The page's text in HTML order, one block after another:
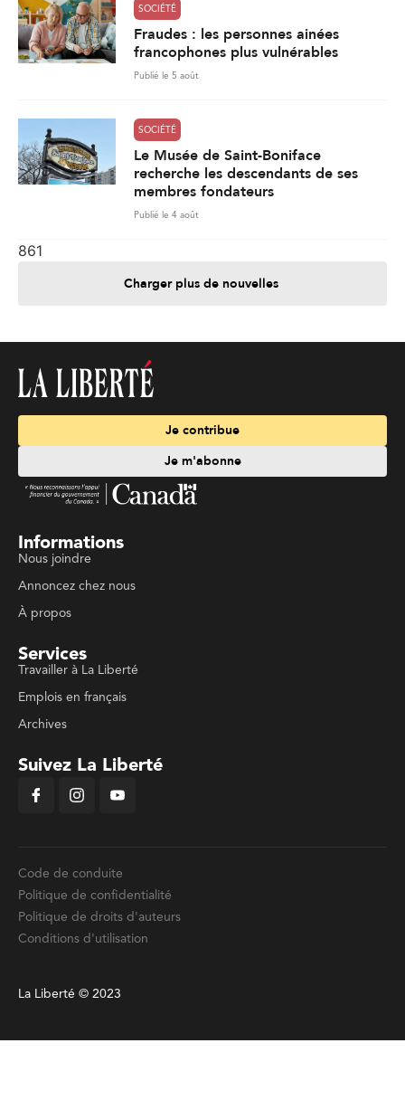
SOCIÉTÉ
Fraudes : les personnes ainées
francophones plus vulnérables
Publié le 5 août
SOCIÉTÉ
Le Musée de Saint-Boniface
recherche les descendants de ses
membres fondateurs
Publié le 4 août
861
Charger plus de nouvelles
Je contribue
Je m'abonne
Informations
Nous joindre
Annoncez chez nous
À propos
Services
Travailler à La Liberté
Emplois en français
Archives
Suivez La Liberté
Code de conduite
Politique de confidentialité
Politique de droits d'auteurs
Conditions d'utilisation
La Liberté © 2023